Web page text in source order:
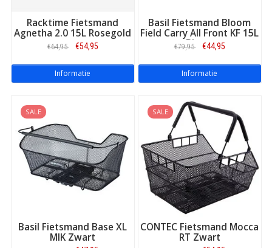
Racktime Fietsmand
Agnetha 2.0 15L Rosegold
€64,95 €54,95
Informatie
Basil Fietsmand Bloom
Field Carry All Front KF 15L
Blauw
€79,95 €44,95
Informatie
SALE
Basil Fietsmand Base XL
MIK Zwart
SALE
CONTEC Fietsmand Mocca
RT Zwart